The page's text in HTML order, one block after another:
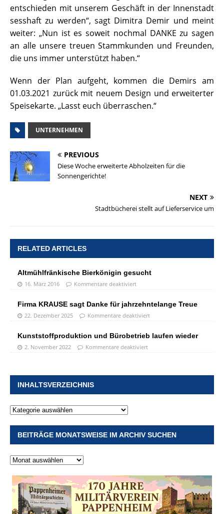
entschieden mit unserem Geschäft in der Innenstadt
sesshaft zu werden“, sagt Dimitra Demir und meint
weiter: „Nun ist es soweit nochmal DANKE zu sagen
an alle unsere treuen Stammkunden und Freunden,
die uns immer unterstützt haben.“
Wenn der Plan aufgeht, kommen die Demirs am
01.03.2021 zurück mit neuem Design und erweiterter
Speisekarte. „Lasst euch überraschen.“
UNTERNEHMEN
PREVIOUS
Diese Woche erweiterte Abholzeiten für die
Sonnengerichte!
NEXT
Stadtbücherei stellt auf Lieferservice um
RELATED ARTICLES
Altmühlfränkische Bierkönigin gesucht
16. März 2016 Kommentare deaktiviert
Firma KRAUSE sagt Danke für jahrzehntelange Treue
22. Dezember 2025 Kommentare deaktiviert
Kunststoffproduktion und Bürobetrieb laufen wieder
2. November 2022 Kommentare deaktiviert
INHALTSVERZEICHNIS
BEITRÄGE MONATSWEISE IM ARCHIV SUCHEN